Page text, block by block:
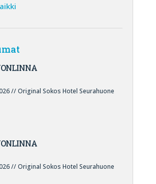
// Original Sokos Hotel Seurahuone
// Original Sokos Hotel Seurahuone